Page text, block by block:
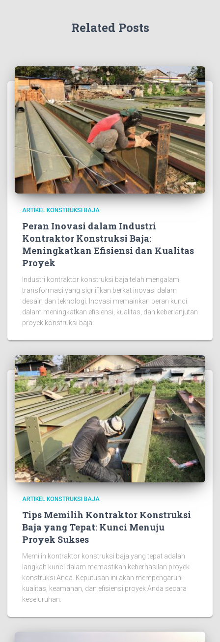
Related Posts
ARTIKEL KONSTRUKSI BAJA
Peran Inovasi dalam Industri
Kontraktor Konstruksi Baja:
Meningkatkan Efisiensi dan Kualitas
Proyek
Industri kontraktor konstruksi baja telah mengalami
transformasi yang signifikan berkat inovasi dalam
desain dan teknologi. Inovasi memainkan peran kunci
dalam meningkatkan efisiensi, kualitas, dan keberlanjutan
proyek konstruksi baja.
ARTIKEL KONSTRUKSI BAJA
Tips Memilih Kontraktor Konstruksi
Baja yang Tepat: Kunci Menuju
Proyek Sukses
Memilih kontraktor konstruksi baja yang tepat adalah
langkah kunci dalam memastikan keberhasilan proyek
konstruksi Anda. Keputusan ini akan mempengaruhi
kualitas, keamanan, dan efisiensi proyek Anda secara
keseluruhan.